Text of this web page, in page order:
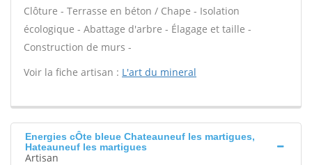
Clôture - Terrasse en béton / Chape - Isolation
écologique - Abattage d'arbre - Élagage et taille -
Construction de murs -
Voir la fiche artisan : L'art du mineral
Energies cÔte bleue Chateauneuf les martigues,
Hateauneuf les martigues
Artisan